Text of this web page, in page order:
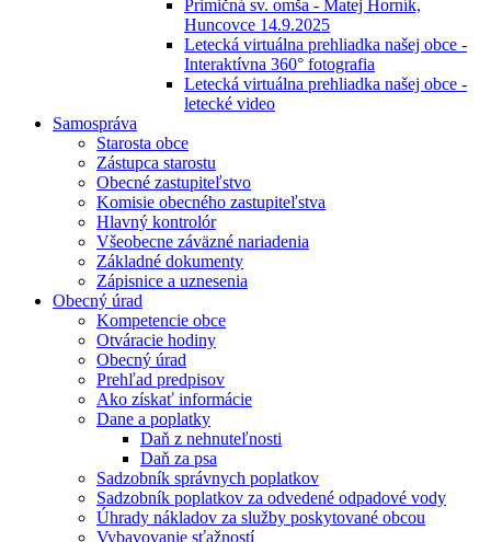
Primičná sv. omša - Matej Horník,
Huncovce 14.9.2025
Letecká virtuálna prehliadka našej obce -
Interaktívna 360° fotografia
Letecká virtuálna prehliadka našej obce -
letecké video
Samospráva
Starosta obce
Zástupca starostu
Obecné zastupiteľstvo
Komisie obecného zastupiteľstva
Hlavný kontrolór
Všeobecne záväzné nariadenia
Základné dokumenty
Zápisnice a uznesenia
Obecný úrad
Kompetencie obce
Otváracie hodiny
Obecný úrad
Prehľad predpisov
Ako získať informácie
Dane a poplatky
Daň z nehnuteľnosti
Daň za psa
Sadzobník správnych poplatkov
Sadzobník poplatkov za odvedené odpadové vody
Úhrady nákladov za služby poskytované obcou
Vybavovanie sťažností